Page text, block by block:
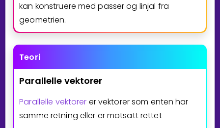
kan konstruere med passer og linjal fra
geometrien.
Teori
Parallelle vektorer
Parallelle vektorer er vektorer som enten har
samme retning eller er motsatt rettet